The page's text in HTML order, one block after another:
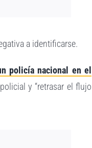
a identificarse.
policía nacional en el
y “retrasar el flujo